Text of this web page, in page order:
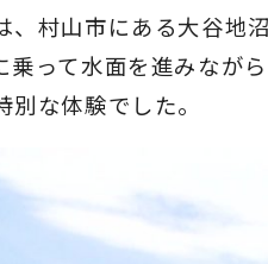
、村山市にある大谷地
乗って水面を進みなが
別な体験でした。